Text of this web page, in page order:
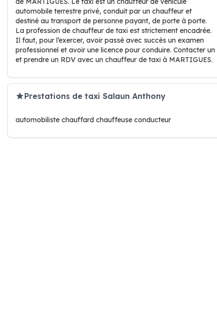
automobile terrestre privé, conduit par un chauffeur et
destiné au transport de personne payant, de porte à porte.
La profession de chauffeur de taxi est strictement encadrée.
Il faut, pour l’exercer, avoir passé avec succès un examen
professionnel et avoir une licence pour conduire. Contacter un
et prendre un RDV avec un chauffeur de taxi à MARTIGUES.
Prestations de taxi Salaun Anthony
automobiliste chauffard chauffeuse conducteur